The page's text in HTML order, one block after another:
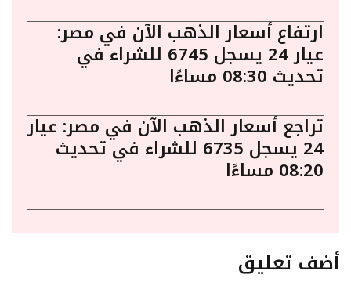
ارتفاع أسعار الذهب الآن في مصر:
عيار 24 يسجل 6745 للشراء في
تحديث 08:30 مساءًا
تراجع أسعار الذهب الآن في مصر: عيار
24 يسجل 6735 للشراء في تحديث
08:20 مساءًا
أضف تعليق